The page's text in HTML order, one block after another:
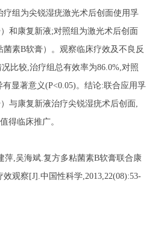
组为尖锐湿疣激光术后创面使用孚
和康复新液;对照组为激光术后创面
菌素B软膏） 。观察临床疗效及不良反
比较,治疗组总有效率为86.0%,对照
显著意义(P<0.05)。结论:联合应用孚
与康复新液治疗尖锐湿疣术后创面,
得临床推广。
萍,吴海斌.复方多粘菌素B软膏联合康
观察[J].中国性科学,2013,22(08):53-